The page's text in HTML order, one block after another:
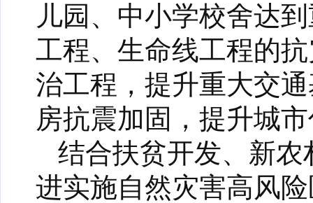
儿园、中小学校舍达
工程、生命线工程的
治工程，提升重大交
房抗震加固，提升城
结合扶贫开发、新
进实施自然灾害高风